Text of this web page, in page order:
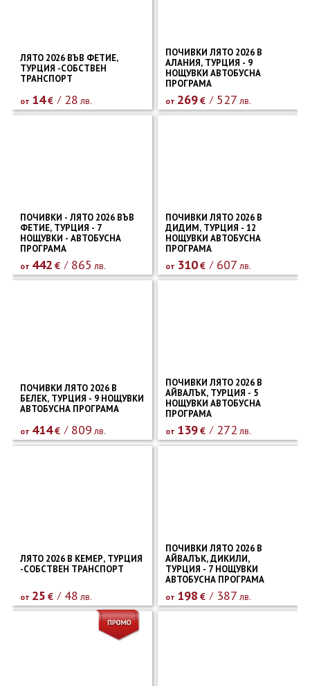
ЛЯТО 2026 ВЪВ ФЕТИЕ,
ТУРЦИЯ -СОБСТВЕН
ТРАНСПОРТ
от 14€ 28 лв.
ПОЧИВКИ ЛЯТО 2026 В
АЛАНИЯ, ТУРЦИЯ - 9
НОЩУВКИ АВТОБУСНА
ПРОГРАМА
от 269€ 527 лв.
ПОЧИВКИ - ЛЯТО 2026 ВЪВ
ФЕТИЕ, ТУРЦИЯ - 7
НОЩУВКИ - АВТОБУСНА
ПРОГРАМА
от 442 € 865 лв.
ПОЧИВКИ ЛЯТО 2026 В
ДИДИМ, ТУРЦИЯ - 12
НОЩУВКИ АВТОБУСНА
ПРОГРАМА
от 310€ 607 лв.
ПОЧИВКИ ЛЯТО 2026 В
БЕЛЕК, ТУРЦИЯ - 9 НОЩУВКИ
АВТОБУСНА ПРОГРАМА
от 414€ 809 лв.
ПОЧИВКИ ЛЯТО 2026 В
АЙВАЛЪК, ТУРЦИЯ - 5
НОЩУВКИ АВТОБУСНА
ПРОГРАМА
от 139€ 272 лв.
ЛЯТО 2026 В КЕМЕР, ТУРЦИЯ
-СОБСТВЕН ТРАНСПОРТ
от 25 € 48 лв.
ПОЧИВКИ ЛЯТО 2026 В
АЙВАЛЪК, ДИКИЛИ,
ТУРЦИЯ - 7 НОЩУВКИ
АВТОБУСНА ПРОГРАМА
от 198 € 387 лв.